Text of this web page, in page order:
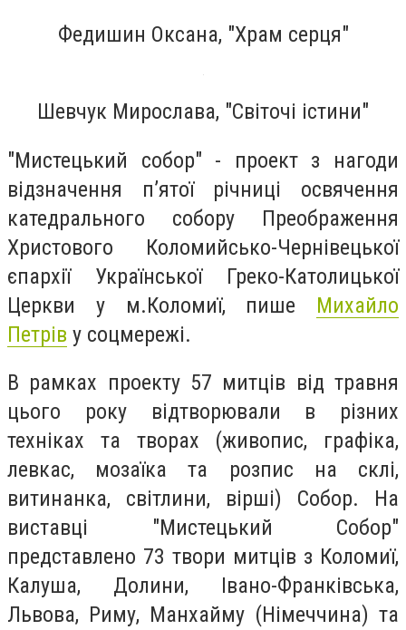
Федишин Оксана, "Храм серця"
Шевчук Мирослава, "Світочі істини"
"Мистецький собор" - проект з нагоди
відзначення пʼятої річниці освячення
катедрального собору Преображення
Христового Коломийсько-Чернівецької
єпархії Української Греко-Католицької
Церкви у м.Коломиї, пише Михайло
Петрів у соцмережі.
В рамках проекту 57 митців від травня
цього року відтворювали в різних
техніках та творах (живопис, графіка,
левкас, мозаїка та розпис на склі,
витинанка, світлини, вірші) Собор. На
виставці "Мистецький Собор"
представлено 73 твори митців з Коломиї,
Калуша, Долини, Івано-Франківська,
Львова, Риму, Манхайму (Німеччина) та